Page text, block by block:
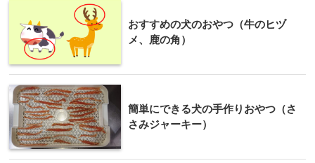
おすすめの犬のおやつ（牛のヒヅ
メ、鹿の角）
簡単にできる犬の手作りおやつ（さ
さみジャーキー）